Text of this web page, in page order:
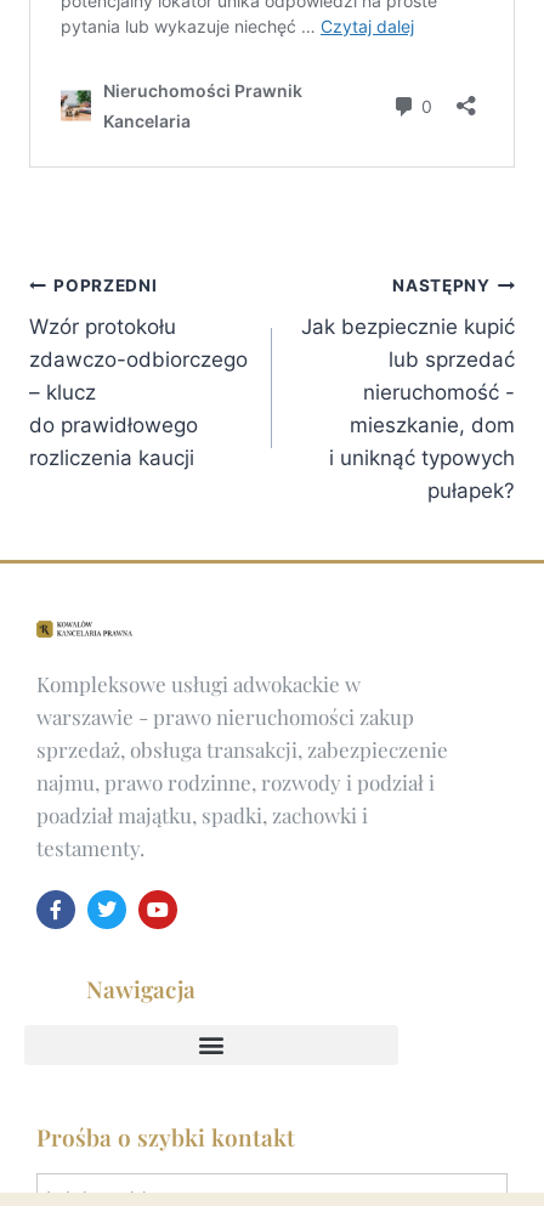
POPRZEDNI
Wzór protokołu
zdawczo-odbiorczego
– klucz
do prawidłowego
rozliczenia kaucji
NASTĘPNY
Jak bezpiecznie kupić
lub sprzedać
nieruchomość -
mieszkanie, dom
i uniknąć typowych
pułapek?
Kompleksowe usługi adwokackie w
warszawie - prawo nieruchomości zakup
sprzedaż, obsługa transakcji, zabezpieczenie
najmu, prawo rodzinne, rozwody i podział i
poadział majątku, spadki, zachowki i
testamenty.
Nawigacja
Prośba o szybki kontakt